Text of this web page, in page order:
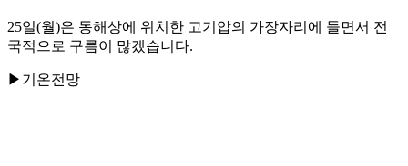
25일(월)은 동해상에 위치한 고기압의 가장자리에 들면서 전
국적으로 구름이 많겠습니다.
▶기온전망